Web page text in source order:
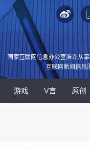
国家互联网信息办公室准许从
互联网新闻信息
游戏 V言 原创